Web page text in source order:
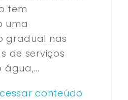
tem
uma
gradual nas
de serviços
conteúdo